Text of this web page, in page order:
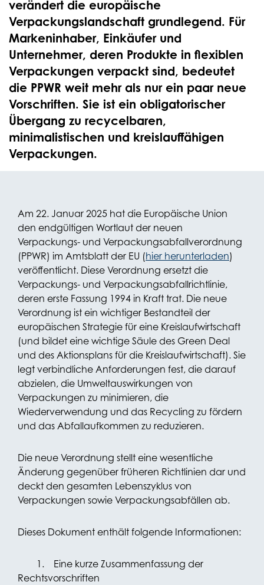
verändert die europäische
Verpackungslandschaft grundlegend. Für
Markeninhaber, Einkäufer und
Unternehmer, deren Produkte in flexiblen
Verpackungen verpackt sind, bedeutet
die PPWR weit mehr als nur ein paar neue
Vorschriften. Sie ist ein obligatorischer
Übergang zu recycelbaren,
minimalistischen und kreislauffähigen
Verpackungen.
Am 22. Januar 2025 hat die Europäische Union
den endgültigen Wortlaut der neuen
Verpackungs- und Verpackungsabfallverordnung
(PPWR) im Amtsblatt der EU (hier herunterladen)
veröffentlicht. Diese Verordnung ersetzt die
Verpackungs- und Verpackungsabfallrichtlinie,
deren erste Fassung 1994 in Kraft trat. Die neue
Verordnung ist ein wichtiger Bestandteil der
europäischen Strategie für eine Kreislaufwirtschaft
(und bildet eine wichtige Säule des Green Deal
und des Aktionsplans für die Kreislaufwirtschaft). Sie
legt verbindliche Anforderungen fest, die darauf
abzielen, die Umweltauswirkungen von
Verpackungen zu minimieren, die
Wiederverwendung und das Recycling zu fördern
und das Abfallaufkommen zu reduzieren.
Die neue Verordnung stellt eine wesentliche
Änderung gegenüber früheren Richtlinien dar und
deckt den gesamten Lebenszyklus von
Verpackungen sowie Verpackungsabfällen ab.
Dieses Dokument enthält folgende Informationen:
1. Eine kurze Zusammenfassung der
Rechtsvorschriften